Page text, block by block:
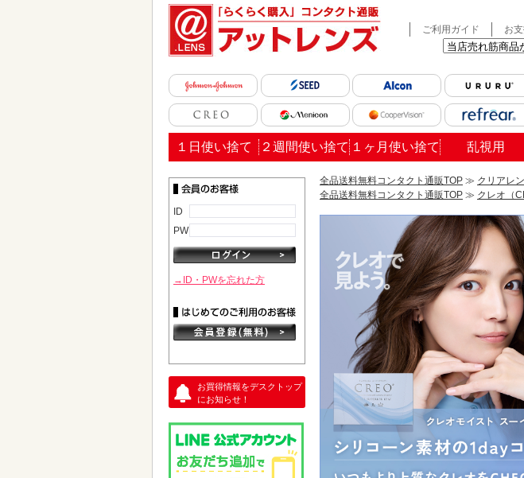
ご利用ガイド お
１日使い捨て ２週間使い捨て １ヶ月使い捨て 乱視用
ID
PW
→ID・PWを忘れた方
お買得情報をデスクトップ
にお知らせ！
お知ら
全品送料無料コンタクト通販TOP ≫ クリアレ
全品送料無料コンタクト通販TOP ≫ クレオ（